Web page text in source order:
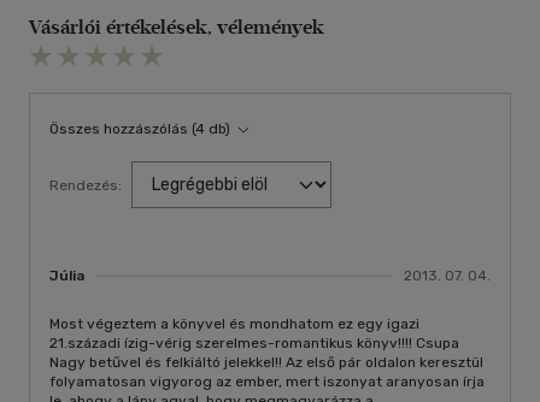
Vásárlói értékelések, vélemények
Összes hozzászólás (4 db)
Rendezés:
Júlia 2013. 07. 04.
Most végeztem a könyvel és mondhatom ez egy igazi
21.századi ízig-vérig szerelmes-romantikus könyv!!!! Csupa
Nagy betűvel és felkiáltó jelekkel!! Az első pár oldalon keresztül
folyamatosan vigyorog az ember, mert iszonyat aranyosan írja